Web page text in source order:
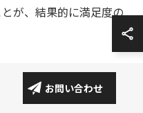
が、結果的に満足度の
徹底解説
から適正処理、リサイ
お問い合わせ